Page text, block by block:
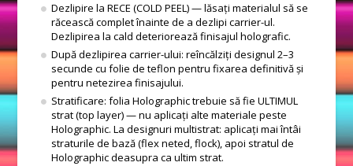
Dezlipire la RECE (COLD PEEL) — lăsați materialul să se
răcească complet înainte de a dezlipi carrier-ul.
Dezlipirea la cald deteriorează finisajul holografic.
După dezlipirea carrier-ului: reîncălziți designul 2–3
secunde cu folie de teflon pentru fixarea definitivă și
pentru netezirea finisajului.
Stratificare: folia Holographic trebuie să fie ULTIMUL
strat (top layer) — nu aplicați alte materiale peste
Holographic. La designuri multistrat: aplicați mai întâi
straturile de bază (flex neted, flock), apoi stratul de
Holographic deasupra ca ultim strat.